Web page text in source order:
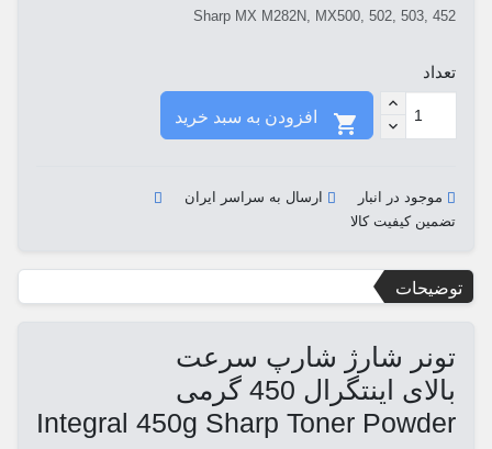
Sharp MX M282N, MX500, 502, 503, 452
تعداد

موجود در انبار
ارسال به سراسر ایران
تضمین کیفیت کالا
توضیحات
تونر شارژ شارپ سرعت
بالای اینتگرال 450 گرمی
Integral 450g Sharp Toner Powder